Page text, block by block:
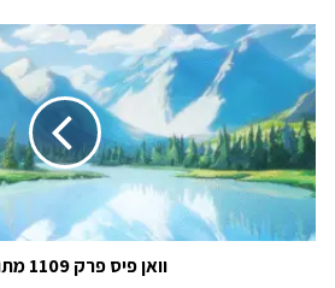
וואן
פיס
פרק
1109
מתורגם!
וואן פיס פרק 1109 מתורגם!